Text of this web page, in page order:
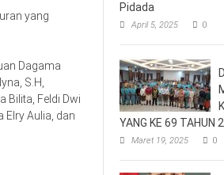
yang
Dagama
S.H,
Bilita, Feldi Dwi
Elry Aulia, dan
Pidada
April 5, 2025 0
YANG KE 69 TAHUN
Maret 19, 2025 0